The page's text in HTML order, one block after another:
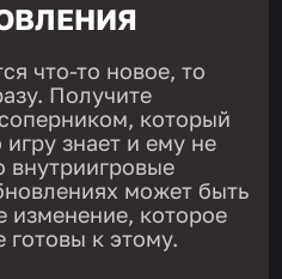
что-то новое, то
Получите
который
знает и ему не
внутриигровые
может быть
изменение, которое
готовы к этому.